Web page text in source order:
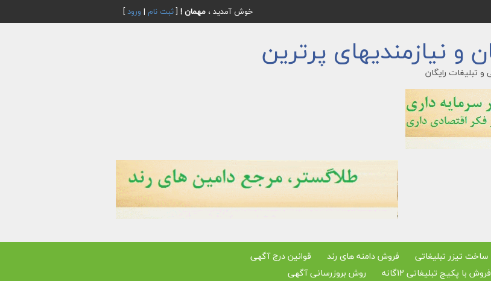
خوش آمدید ، مهمان ! [ثبت نام | ورود]
نیازمندیهای پرترین
تبلیغات رایگان
ساخت تیزر تبلیغاتی فروش دامنه های رند
قوانین درج آگهی
با پکیج تبلیغاتی 12گانه روش بروزرسانی آگهی